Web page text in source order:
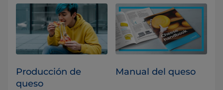
Producción de
queso
Manual del queso